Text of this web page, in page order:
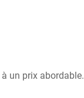
un prix abordable.